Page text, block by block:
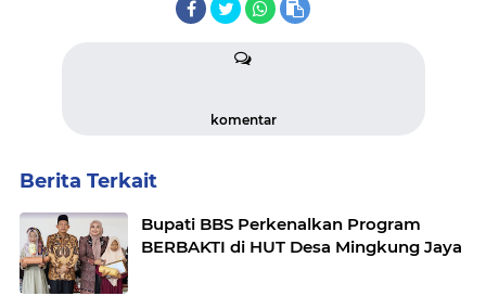
komentar
Berita Terkait
Bupati BBS Perkenalkan Program
BERBAKTI di HUT Desa Mingkung Jaya